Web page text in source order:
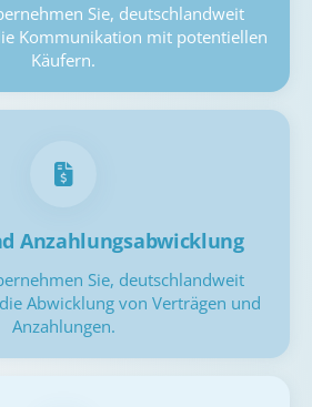
Sie, deutschlandweit
Kommunikation mit potentiellen
Käufern.
Anzahlungsabwicklung
Sie, deutschlandweit
Abwicklung von Verträgen und
Anzahlungen.